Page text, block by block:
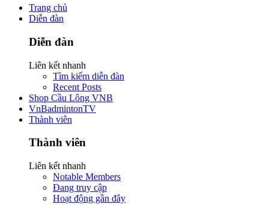
Trang chủ
Diễn đàn
Diễn đàn
Liên kết nhanh
Tìm kiếm diễn đàn
Recent Posts
Shop Cầu Lông VNB
VnBadmintonTV
Thành viên
Thành viên
Liên kết nhanh
Notable Members
Đang truy cập
Hoạt động gần đây